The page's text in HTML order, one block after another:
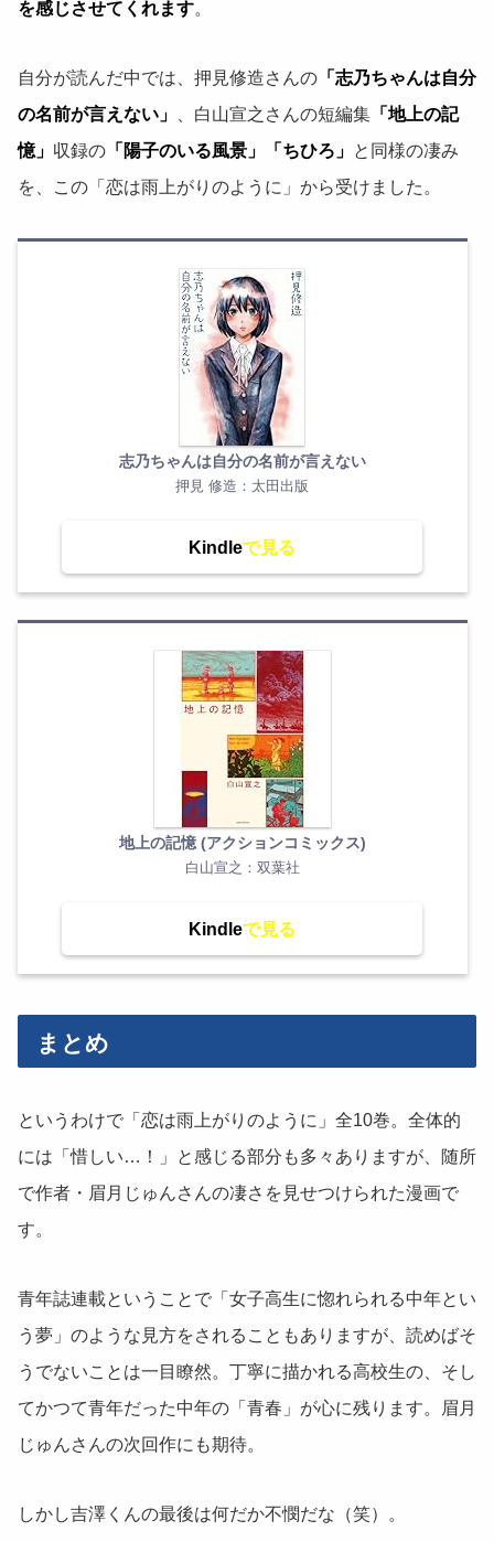
を感じさせてくれます。
自分が読んだ中では、押見修造さんの 「志乃ちゃんは自分
の名前が言えない」
、白山宣之さんの短編集 「地上の記
憶」 収録の 「陽子のいる風景」「ちひろ」 と同様の凄み
を、この「恋は雨上がりのように」から受けました。
志乃ちゃんは自分の名前が言えない
押見 修造：太田出版
Kindle
地上の記憶 (アクションコミックス)
白山宣之：双葉社
Kindle
まとめ
というわけで「恋は雨上がりのように」全10巻。全体的
には「惜しい…！」と感じる部分も多々ありますが、随所
で作者・眉月じゅんさんの凄さを見せつけられた漫画で
す。
青年誌連載ということで「女子高生に惚れられる中年とい
う夢」のような見方をされることもありますが、読めばそ
うでないことは一目瞭然。丁寧に描かれる高校生の、そし
てかつて青年だった中年の「青春」が心に残ります。眉月
じゅんさんの次回作にも期待。
しかし吉澤くんの最後は何だか不憫だな（笑）。